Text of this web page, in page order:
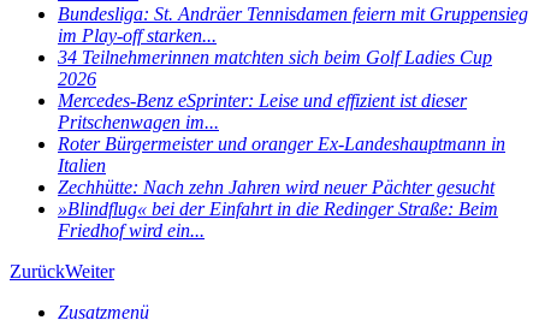
Bundesliga: St. Andräer Tennisdamen feiern mit Gruppensieg
im Play-off starken...
34 Teilnehmerinnen matchten sich beim Golf Ladies Cup
2026
Mercedes-Benz eSprinter: Leise und effizient ist dieser
Pritschenwagen im...
Roter Bürgermeister und oranger Ex-Landeshauptmann in
Italien
Zechhütte: Nach zehn Jahren wird neuer Pächter gesucht
»Blindflug« bei der Einfahrt in die Redinger Straße: Beim
Friedhof wird ein...
ZurückWeiter
Zusatzmenü